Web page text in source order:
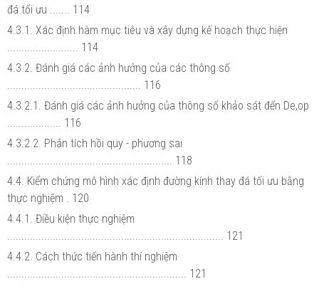
đá tối ưu ....... 114
4.3.1. Xác định hàm mục tiêu và xây dựng kế hoạch thực hiện
......................... 114
4.3.2. Đánh giá các ảnh hưởng của các thông số
............................................... 116
4.3.2.1. Đánh giá các ảnh hưởng của thông số khảo sát đến De,op
................... 116
4.3.2.2. Phân tích hồi quy - phương sai
.......................................................... 118
4.4. Kiểm chứng mô hình xác định đường kính thay đá tối ưu bằng
thực nghiệm . 120
4.4.1. Điều kiện thực nghiệm
............................................................................ 121
4.4.2. Cách thức tiến hành thí nghiệm
............................................................... 121